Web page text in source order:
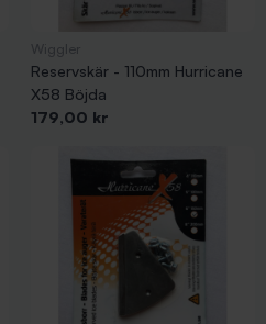
Reservskär - 110mm Hurricane
X58 Böjda
Pris
179,00 kr